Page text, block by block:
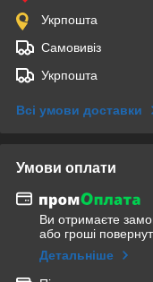
Укрпошта
Самовивіз
Укрпошта
Всі умови доставки
Умови оплати
Ви отримаєте
або гроші
Детальніше